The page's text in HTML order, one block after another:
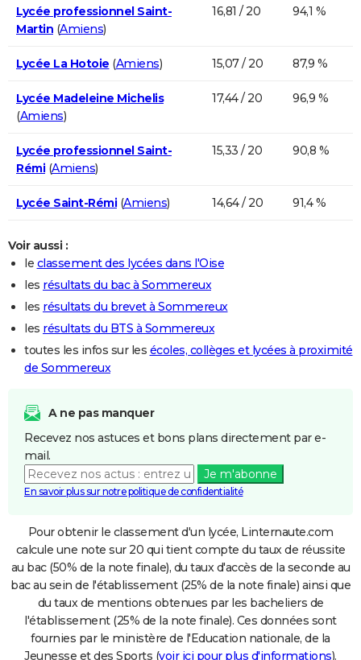
Lycée professionnel Saint-
Martin (Amiens)
16,81 / 20 94,1 %
Lycée La Hotoie (Amiens) 15,07 / 20 87,9 %
Lycée Madeleine Michelis
(Amiens)
17,44 / 20 96,9 %
Lycée professionnel Saint-
Rémi(Amiens)
15,33 / 20 90,8 %
Lycée Saint-Rémi(Amiens) 14,64 / 20 91,4 %
Voir aussi :
le classement des lycées dans l'Oise
les résultats du bac à Sommereux
les résultats du brevet à Sommereux
les résultats du BTS à Sommereux
toutes les infos sur les écoles, collèges et lycées à proximité
de Sommereux
A ne pas manquer
Recevez nos astuces et bons plans directement par e-
mail.
Je m'abonne
En savoir plus sur notre politique de confidentialité
Pour obtenir le classement d'un lycée, Linternaute.com
calcule une note sur 20 qui tient compte du taux de réussite
au bac (50% de la note finale), du taux d'accès de la seconde au
bac au sein de l'établissement (25% de la note finale) ainsi que
du taux de mentions obtenues par les bacheliers de
l'établissement (25% de la note finale). Ces données sont
fournies par le ministère de l'Education nationale, de la
Jeunesse et des Sports (voir ici pour plus d'informations).